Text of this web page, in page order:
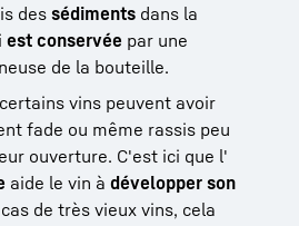
des sédiments dans la
est conservée par une
de la bouteille.
certains vins peuvent avoir
fade ou même rassis peu
ouverture. C'est ici que l'
aide le vin à développer son
de très vieux vins, cela